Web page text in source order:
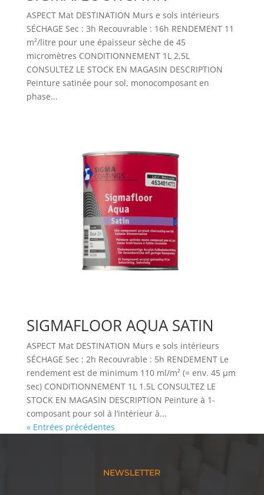
ASPECT Mat DESTINATION Murs e sols intérieurs
SÉCHAGE Sec : 3h Recouvrable : 16h RENDEMENT 11
m²/litre pour une épaisseur sèche de 45
micromètres CONDITIONNEMENT 1L 2,5L
CONSULTEZ LE STOCK EN MAGASIN DESCRIPTION
Peinture satinée pour sol, monocomposant en
phase...
SIGMAFLOOR AQUA SATIN
ASPECT Mat DESTINATION Murs e sols intérieurs
SÉCHAGE Sec : 2h Recouvrable : 5h RENDEMENT Le
rendement est de minimum 110 ml/m² (= env. 45 µm
sec) CONDITIONNEMENT 1L 1.5L CONSULTEZ LE
STOCK EN MAGASIN DESCRIPTION Peinture à 1-
composant pour sol à l’intérieur à...
« Entrées précédentes
NEWSLETTER